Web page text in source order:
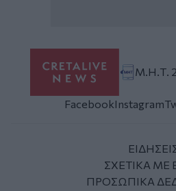
Μ.Η.Τ.
FacebookInstagram
ΣΧΕΤΙΚΑ ΜΕ
ΠΡΟΣΩΠΙΚΑ